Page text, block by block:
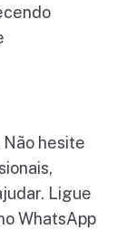
Não hesite
Ligue
WhatsApp